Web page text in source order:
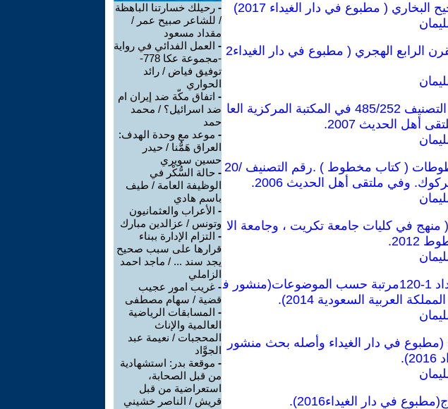
( مطبوع في دار الغيداء 2017)
اللهجات العربية في كتب غريب الحديث حتى نهاية القرن الرابع الهجري ( مطبوع في دار الغيداء2
محاضرات في علم الصرف ( كتاب مخطوط ) . رقم التصنيف 485/252 في المكتبة المركزية العا
الحديث 2007.
محاضرات في منهجية البحث والمكتبة وتحقيق المخطوطات ( كتاب مخطوط ) .رقم التصنيف 20/
في كليات جامعة تكريت ، وجامعة الا
فهارس مجلة الجامعة الاسلامية بالمدينة المنورة للأعداد 1-120مرتبة حسب الموضوعات(منشور ف
العربية السعودية 2014).
(مطبوع في دار الغيداء وأصله بحث منشور
في دار الغيداء2016).
- رحيلك خسارتنا الباهظة
/ للشاعر صبيح عمر /
مقداد مسعود
- العمل الفدائي في رواية
-مجموعة عكا 778-
توفيق فياض / رائد
الحواري
- اتفاق مكّة ضد إيران ام
ضد اسرائيل؟ / محمد
حمد
- موعد مع وحدة الهدف:
العراق هَمُّنا / حيدر
حسين سويري
- حالة السُّكْر في
الوظيفة العامة / طيف
باسم هادي
- الأعراب والعثمانيون
وتونس / عزالدين مبارك
- التزام الإدارة ببناء
قرارها على سبب صحیح
یجد سند ... / ماجد احمد
الزاملي
- غريب امور عجيب
قضية / سهام مصطفى
- المسابقات الرياضية
العالمية والإناث
المحجبات / نعيمة عبد
الجوَّاد
- موقعة بدر: استشهادية
من قبل الصحابة،
استعراضية من قبل
قريش / الناصر خشيني